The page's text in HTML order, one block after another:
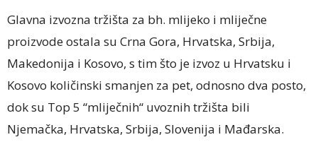
Glavna izvozna tržišta za bh. mlijeko i mliječne
proizvode ostala su Crna Gora, Hrvatska, Srbija,
Makedonija i Kosovo, s tim što je izvoz u Hrvatsku i
Kosovo količinski smanjen za pet, odnosno dva posto,
dok su Top 5 “mliječnih“ uvoznih tržišta bili
Njemačka, Hrvatska, Srbija, Slovenija i Mađarska.